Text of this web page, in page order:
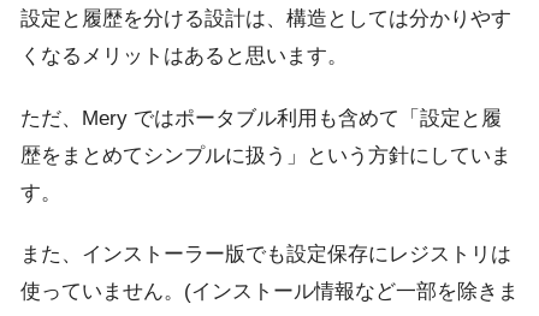
設定と履歴を分ける設計は、構造としては分かりやす
くなるメリットはあると思います。
ただ、Mery ではポータブル利用も含めて「設定と履
歴をまとめてシンプルに扱う」という方針にしていま
す。
また、インストーラー版でも設定保存にレジストリは
使っていません。(インストール情報など一部を除きま